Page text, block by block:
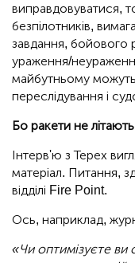
виправдовуватися,
безпілотників,
завдання, бойового
ураження/
майбутньому
переслідування і
Бо ракети не
Інтерв'ю з Терех
матеріал. Питання,
відділі Fire Point.
Ось, наприклад,
«Чи оптимізуєте ви